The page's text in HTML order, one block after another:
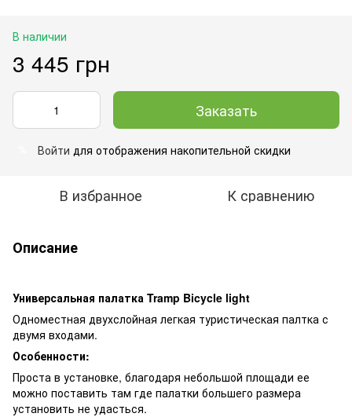
В наличии
3 445 грн
Заказать
Войти для отображения накопительной скидки
В избранное К сравнению
Описание
Универсальная палатка Tramp Bicycle light
Одноместная двухслойная легкая туристическая палтка с
двумя входами.
Особенности:
Проста в установке, благодаря небольшой площади ее
можно поставить там где палатки большего размера
установить не удасться.